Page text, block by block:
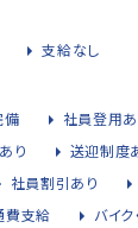
支給なし
備
社員登用あ
り
送迎制度
社員割引あり
費支給
バイ